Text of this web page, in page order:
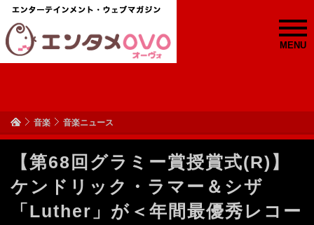
MENU
音楽 音楽ニュース
【第68回グラミー賞授賞式(R)】
ケンドリック・ラマー＆シザ
「Luther」が＜年間最優秀レコー